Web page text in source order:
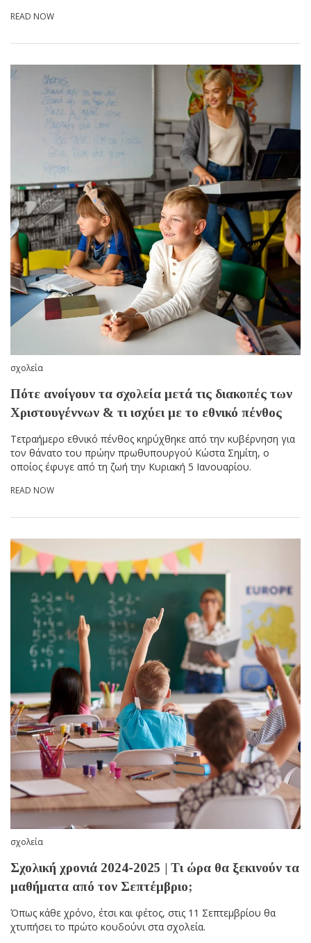
READ NOW
σχολεία
Πότε ανοίγουν τα σχολεία μετά τις διακοπές των
Χριστουγέννων & τι ισχύει με το εθνικό πένθος
Τετραήμερο εθνικό πένθος κηρύχθηκε από την κυβέρνηση για
τον θάνατο του πρώην πρωθυπουργού Κώστα Σημίτη, ο
οποίος έφυγε από τη ζωή την Κυριακή 5 Ιανουαρίου.
READ NOW
σχολεία
Σχολική χρονιά 2024-2025 | Τι ώρα θα ξεκινούν τα
μαθήματα από τον Σεπτέμβριο;
Όπως κάθε χρόνο, έτσι και φέτος, στις 11 Σεπτεμβρίου θα
χτυπήσει το πρώτο κουδούνι στα σχολεία.